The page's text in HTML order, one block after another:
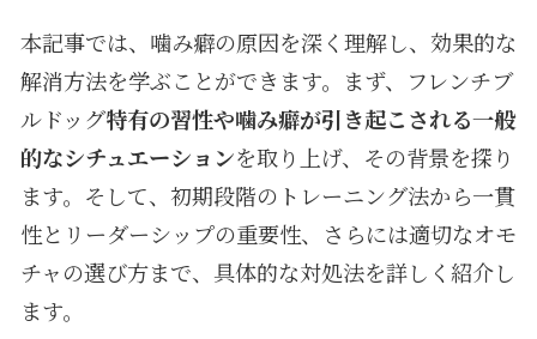
本記事では、噛み癖の原因を深く理解し、効果的な
解消方法を学ぶことができます。まず、フレンチブ
ルドッグ特有の習性や噛み癖が引き起こされる一般
的なシチュエーションを取り上げ、その背景を探り
ます。そして、初期段階のトレーニング法から一貫
性とリーダーシップの重要性、さらには適切なオモ
チャの選び方まで、具体的な対処法を詳しく紹介し
ます。